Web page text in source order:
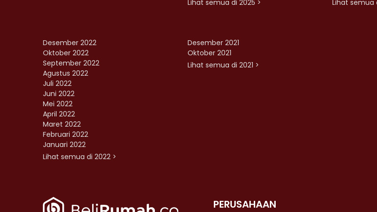
Lihat semua di 2025 >
Lihat semua
Desember 2022
Oktober 2022
September 2022
Agustus 2022
Juli 2022
Juni 2022
Mei 2022
April 2022
Maret 2022
Februari 2022
Januari 2022
Lihat semua di 2022 >
Desember 2021
Oktober 2021
Lihat semua di 2021 >
PERUSAHAAN